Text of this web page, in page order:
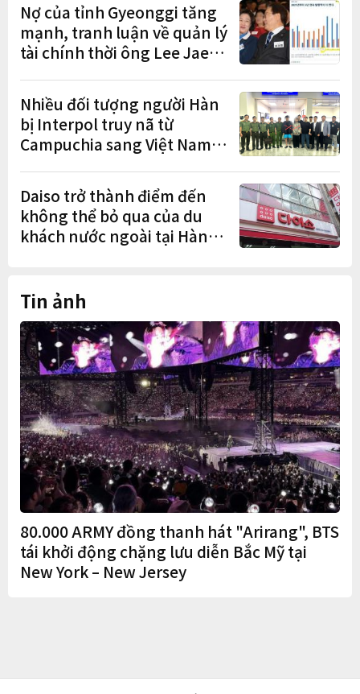
Nợ của tỉnh Gyeonggi tăng
mạnh, tranh luận về quản lý
tài chính thời ông Lee Jae-
Nhiều đối tượng người Hàn
bị Interpol truy nã từ
Campuchia sang Việt Nam
Daiso trở thành điểm đến
không thể bỏ qua của du
khách nước ngoài tại Hàn
Tin ảnh
80.000 ARMY đồng thanh hát "Arirang", BTS
tái khởi động chặng lưu diễn Bắc Mỹ tại
New York – New Jersey